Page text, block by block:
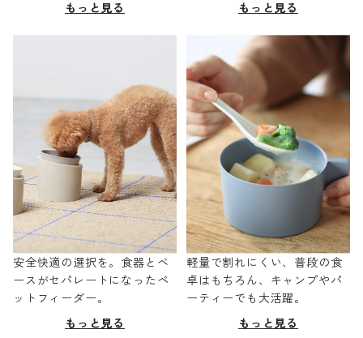
もっと見る
もっと見る
安全快適の選択を。食器とベ
ースがセパレートになったペ
ットフィーダー。
もっと見る
軽量で割れにくい、普段の食
卓はもちろん、キャンプやパ
ーティーでも大活躍。
もっと見る